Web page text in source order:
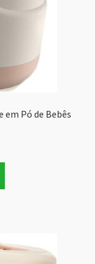
Pó de Bebês